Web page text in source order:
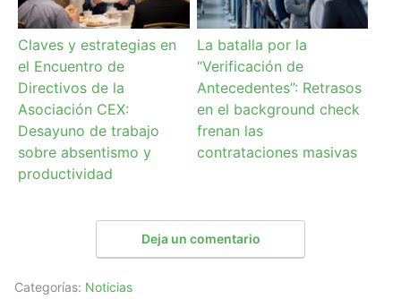
Claves y estrategias en
el Encuentro de
Directivos de la
Asociación CEX:
Desayuno de trabajo
sobre absentismo y
productividad
La batalla por la
“Verificación de
Antecedentes”: Retrasos
en el background check
frenan las
contrataciones masivas
Deja un comentario
Categorías: Noticias